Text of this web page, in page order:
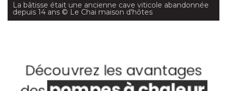
La bâtisse était une ancienne cave viticole abandonnée
depuis 14 ans © Le Chai maison d'hôtes